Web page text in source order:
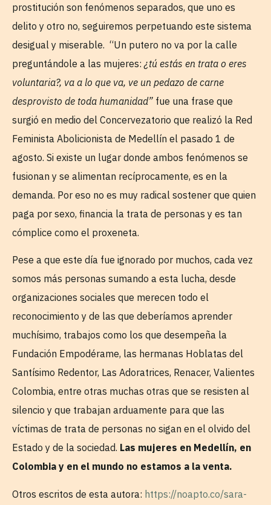
prostitución son fenómenos separados, que uno es
delito y otro no, seguiremos perpetuando este sistema
desigual y miserable. “Un putero no va por la calle
preguntándole a las mujeres: ¿tú estás en trata o eres
voluntaria?, va a lo que va, ve un pedazo de carne
desprovisto de toda humanidad” fue una frase que
surgió en medio del Concervezatorio que realizó la Red
Feminista Abolicionista de Medellín el pasado 1 de
agosto. Si existe un lugar donde ambos fenómenos se
fusionan y se alimentan recíprocamente, es en la
demanda. Por eso no es muy radical sostener que quien
paga por sexo, financia la trata de personas y es tan
cómplice como el proxeneta.
Pese a que este día fue ignorado por muchos, cada vez
somos más personas sumando a esta lucha, desde
organizaciones sociales que merecen todo el
reconocimiento y de las que deberíamos aprender
muchísimo, trabajos como los que desempeña la
Fundación Empodérame, las hermanas Hoblatas del
Santísimo Redentor, Las Adoratrices, Renacer, Valientes
Colombia, entre otras muchas otras que se resisten al
silencio y que trabajan arduamente para que las
víctimas de trata de personas no sigan en el olvido del
Estado y de la sociedad. Las mujeres en Medellín, en
Colombia y en el mundo no estamos a la venta.
Otros escritos de esta autora: https://noapto.co/sara-